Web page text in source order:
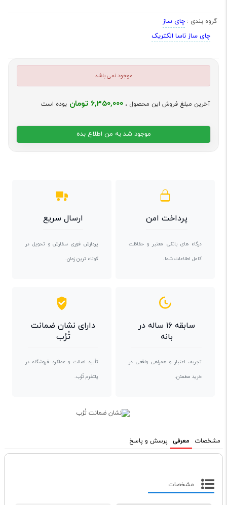
گروه بندی : چای ساز
چای ساز ناسا الکتریک
موجود نمی باشد
آخرین مبلغ فروش این محصول ، 6,350,000 تومان بوده است
موجود شد به من اطلاع بده
پرداخت امن
درگاه های بانکی معتبر و حفاظت
کامل اطلاعات شما.
ارسال سریع
پردازش فوری سفارش و تحویل در
کوتاه ترین زمان.
سابقه ۱۶ ساله در
بانه
تجربه، اعتبار و همراهی واقعی در
خرید مطمئن.
دارای نشان ضمانت
تُرُب
تأیید اصالت و عملکرد فروشگاه در
پلتفرم تُرُب.
مشخصات معرفی پرسش و پاسخ
مشخصات